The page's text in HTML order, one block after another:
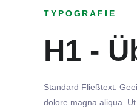
TYPOGRAFIE
H1 -
Standard Fließtext:
dolore magna aliqua.